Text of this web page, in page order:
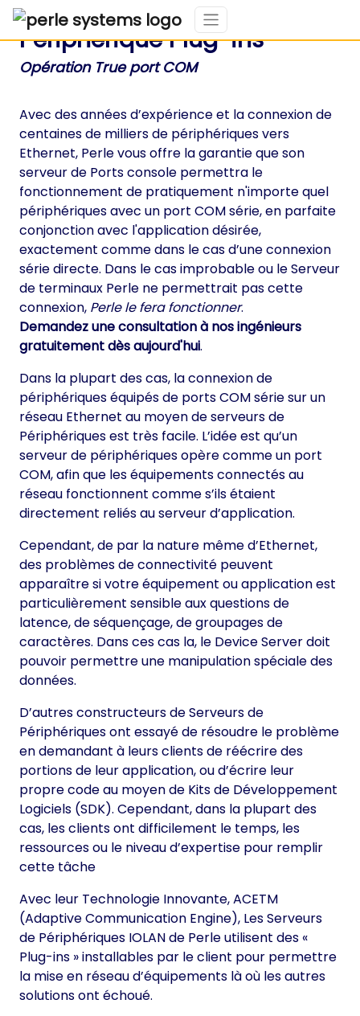
Périphérique Plug-ins
Opération True port COM
Avec des années d’expérience et la connexion de
centaines de milliers de périphériques vers
Ethernet, Perle vous offre la garantie que son
serveur de Ports console permettra le
fonctionnement de pratiquement n'importe quel
périphériques avec un port COM série, en parfaite
conjonction avec l'application désirée,
exactement comme dans le cas d’une connexion
série directe. Dans le cas improbable ou le Serveur
de terminaux Perle ne permettrait pas cette
connexion, Perle le fera fonctionner.
Demandez une consultation à nos ingénieurs
gratuitement dès aujourd'hui.
Dans la plupart des cas, la connexion de
périphériques équipés de ports COM série sur un
réseau Ethernet au moyen de serveurs de
Périphériques est très facile. L’idée est qu’un
serveur de périphériques opère comme un port
COM, afin que les équipements connectés au
réseau fonctionnent comme s’ils étaient
directement reliés au serveur d’application.
Cependant, de par la nature même d’Ethernet,
des problèmes de connectivité peuvent
apparaître si votre équipement ou application est
particulièrement sensible aux questions de
latence, de séquençage, de groupages de
caractères. Dans ces cas la, le Device Server doit
pouvoir permettre une manipulation spéciale des
données.
D’autres constructeurs de Serveurs de
Périphériques ont essayé de résoudre le problème
en demandant à leurs clients de réécrire des
portions de leur application, ou d’écrire leur
propre code au moyen de Kits de Développement
Logiciels (SDK). Cependant, dans la plupart des
cas, les clients ont difficilement le temps, les
ressources ou le niveau d’expertise pour remplir
cette tâche
Avec leur Technologie Innovante, ACETM
(Adaptive Communication Engine), Les Serveurs
de Périphériques IOLAN de Perle utilisent des «
Plug-ins » installables par le client pour permettre
la mise en réseau d’équipements là où les autres
solutions ont échoué.